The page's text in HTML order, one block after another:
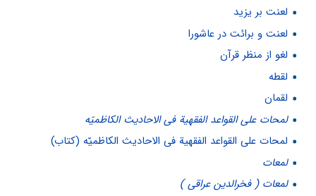
لعنت بر یزید
لعنت و برائت در عاشورا
لغو از منظر قرآن
لقطه
لقمان
لمحات على القواعد الفقهية فى الاحاديث الكاظميّه
لمحات على القواعد الفقهية فى الاحاديث الكاظميّه (کتاب)
لمعات
لمعات ( فخرالدین عراقی )